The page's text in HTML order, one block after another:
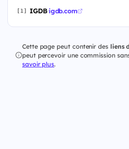
[1] IGDB·igdb.com
Cette page peut contenir des liens
peut percevoir une commission
savoir plus.